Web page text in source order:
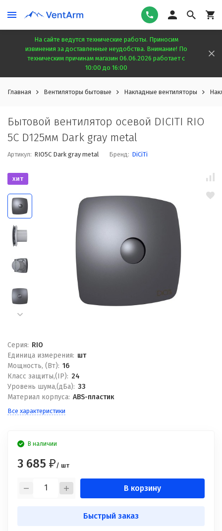
На сайте ведутся технические работы. Приносим
извинения за доставленные неудобства. Внимание! По
техническим причинам магазин 06.06.2026 работает с
10:00 до 16:00
Главная Вентиляторы бытовые Накладные вентиляторы
Бытовой вентилятор осевой DICITI RIO
5C D125мм Dark gray metal
Артикул: RIO5C Dark gray metal Бренд: DiCiTi
хит
Серия: RIO
Единица измерения: шт
Мощность, (Вт): 16
Класс защиты,(IP): 24
Уровень шума,(дБа): 33
Материал корпуса: ABS-пластик
Все характеристики
В наличии
3 685 ₽/ шт
В корзину
Быстрый заказ